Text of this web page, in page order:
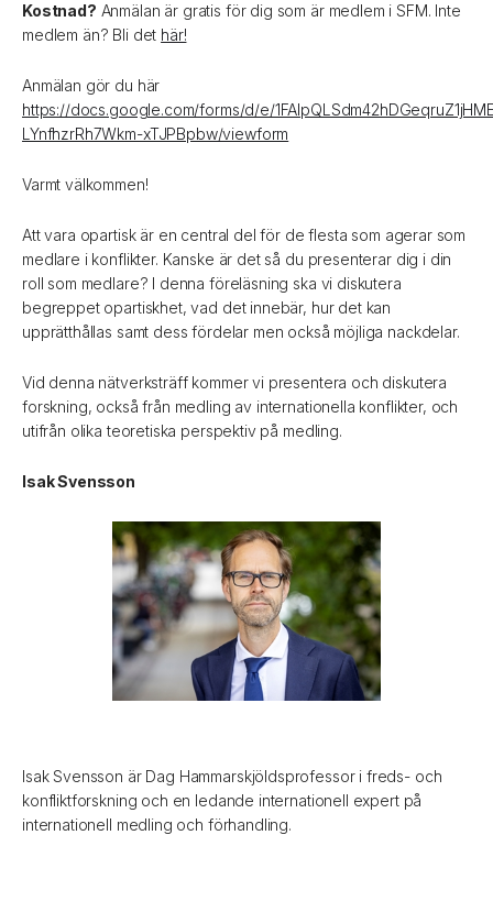
Kostnad? Anmälan är gratis för dig som är medlem i SFM. Inte
medlem än? Bli det här!
Anmälan gör du här
https://docs.google.com/forms/d/e/
LYnfhzrRh7Wkm-xTJPBpbw/viewform
Varmt välkommen!
Att vara opartisk är en central del för de flesta som agerar som
medlare i konflikter. Kanske är det så du presenterar dig i din
roll som medlare? I denna föreläsning ska vi diskutera
begreppet opartiskhet, vad det innebär, hur det kan
upprätthållas samt dess fördelar men också möjliga nackdelar.
Vid denna nätverksträff kommer vi presentera och diskutera
forskning, också från medling av internationella konflikter, och
utifrån olika teoretiska perspektiv på medling.
Isak Svensson
Isak Svensson är Dag Hammarskjöldsprofessor i freds- och
konfliktforskning och en ledande internationell expert på
internationell medling och förhandling.